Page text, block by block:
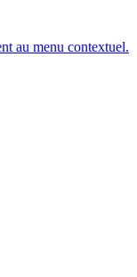
au menu contextuel.